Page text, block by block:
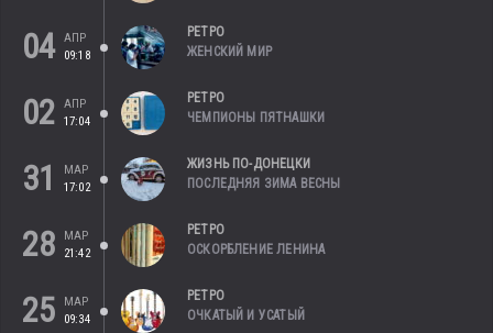
04 АПР
09:18
РЕТРО
ЖЕНСКИЙ МИР
02
АПР
17:04
РЕТРО
ЧЕМПИОНЫ ПЯТНАШКИ
31
МАР
17:02
ЖИЗНЬ ПО-ДОНЕЦКИ
ПОСЛЕДНЯЯ ЗИМА ВЕСНЫ
28
МАР
21:42
РЕТРО
ОСКОРБЛЕНИЕ ЛЕНИНА
25
МАР
09:34
РЕТРО
ОЧКАТЫЙ И УСАТЫЙ